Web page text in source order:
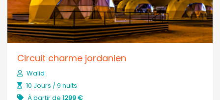
Circuit charme jordanien
Walid .
10 Jours / 9 nuits
À partir de 1299 €